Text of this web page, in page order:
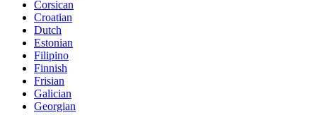
Corsican
Croatian
Dutch
Estonian
Filipino
Finnish
Frisian
Galician
Georgian